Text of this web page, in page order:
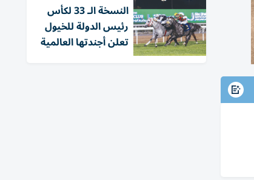
النسخة الـ 33 لكأس
رئيس الدولة للخيول
تعلن أجندتها العالمية